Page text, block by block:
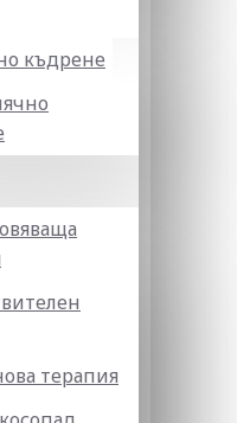
къдрене
терапия